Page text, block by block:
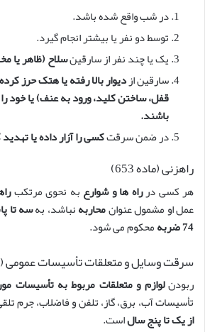
در شب واقع شده باشد.
توسط دو نفر یا بیشتر انجام گیرد.
یک یا چند نفر از سارقینسلاح (ظاهر یا
سارقین ازدیوار بالا رفته یا هتک حرز
قفل، ساختن کلید، ورود به عنف) یا خود را
باشند.
در ضمن سرقتکسی را آزار داده یا
راهزنی (ماده 653)
هر کسی درراه ها و شوارع به نحوی مرتکب
عمل او مشمول عنوانمحاربهنباشد، بهسه تا
74 ضربه
محکوم می شود.
سرقت وسایل و متعلقات تأسیسات عمومی
ربودنلوازم و متعلقات مربوط به تأسیسات
تأسیسات آب، برق، گاز، تلفن و فاضلاب، جرم
از یک تا پنج سالاست.